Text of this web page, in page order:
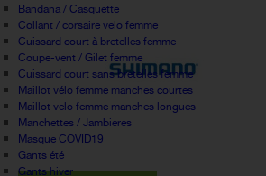
Bandana / Casquette
Collant / corsaire velo femme
Cuissard court à bretelles femme
Coupe-vent / Gilet femme
Cuissard court sans bretelles femme
Maillot vélo femme manches courtes
Maillot velo femme manches longues
Manchettes / Jambieres
Masque COVID19
Gants été
Gants hiver